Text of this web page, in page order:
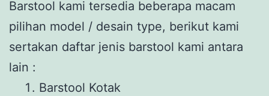
Barstool kami tersedia beberapa macam
pilihan model / desain type, berikut kami
sertakan daftar jenis barstool kami antara
lain :
Barstool Kotak